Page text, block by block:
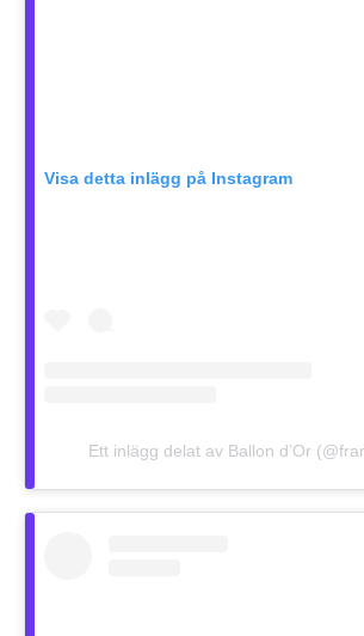
Visa detta inlägg på Instagram
Ett inlägg delat av Ballon d’Or